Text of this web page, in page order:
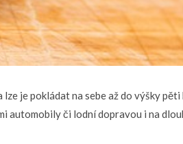
je pokládat na sebe až do výšky
automobily či lodní dopravou i na